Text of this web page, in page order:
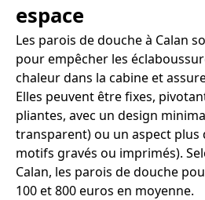
espace
Les parois de douche à Calan
pour empêcher les
chaleur dans la cabine et
Elles peuvent être fixes,
pliantes, avec un design
transparent) ou un aspect plus
motifs gravés ou imprimés).
Calan, les parois de douche
100 et 800 euros en moyenne.